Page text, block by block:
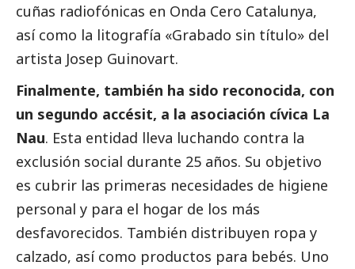
cuñas radiofónicas en Onda Cero Catalunya,
así como la litografía «Grabado sin título» del
artista Josep Guinovart.
Finalmente, también ha sido reconocida, con
un segundo accésit, a la asociación cívica La
Nau. Esta entidad lleva luchando contra la
exclusión social durante 25 años. Su objetivo
es cubrir las primeras necesidades de higiene
personal y para el hogar de los más
desfavorecidos. También distribuyen ropa y
calzado, así como productos para bebés. Uno